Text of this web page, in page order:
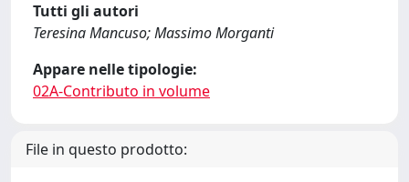
Tutti gli autori
Teresina Mancuso; Massimo Morganti
Appare nelle tipologie:
02A-Contributo in volume
File in questo prodotto: